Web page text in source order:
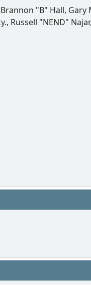
"B" Hall, Gary
Russell "NEND"